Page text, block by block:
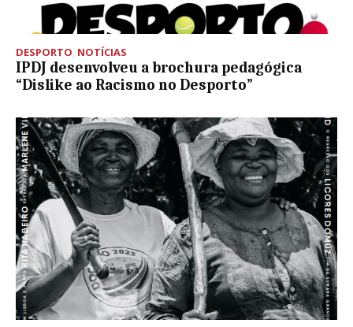
DESPORTO, NOTÍCIAS
IPDJ desenvolveu a brochura pedagógica
“Dislike ao Racismo no Desporto”